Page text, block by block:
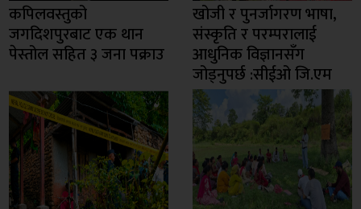
कपिलवस्तुको
जगदिशपुरबाट एक थान
पेस्तोल सहित ३ जना पक्राउ
खोजी र पुनर्जागरण भाषा,
संस्कृति र परम्परालाई
आधुनिक विज्ञानसँग
जोड्नुपर्छ :सीईओ जि.एम